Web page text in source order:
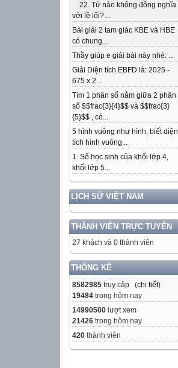
22. Từ nào không đồng nghĩa
với lề lối?...
Bài giải 2 tam giác KBE và HBE
có chung...
Thầy giúp e giải bài này nhé: ...
Giải Diện tích EBFD là: 2025 -
675 x 2...
Tìm 1 phân số nằm giữa 2 phân
số $$frac{3}{4}$$ và $$frac{3}
{5}$$ , có...
5 hình vuông như hình, biết diện
tích hình vuông...
1. Số học sinh của khối lớp 4,
khối lớp 5...
LỊCH SỬ VIỆT NAM
THÀNH VIÊN TRỰC TUYẾN
27 khách và 0 thành viên
THỐNG KÊ
8582985 truy cập (chi tiết)
19484 trong hôm nay
14990500 lượt xem
21426 trong hôm nay
420 thành viên